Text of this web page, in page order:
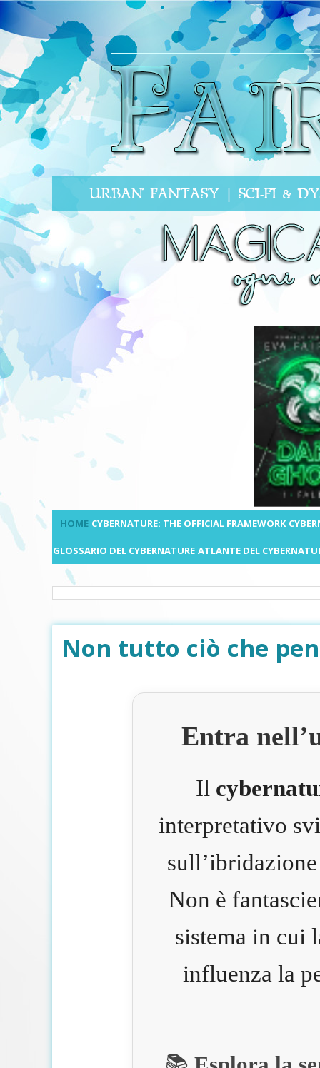
HOME CYBERNATURE: THE OFFICIAL FRAMEWORK
GLOSSARIO DEL CYBERNATURE ATLANTE DEL
Non tutto ciò che
Entra
Il
interpretativo
Non è
sistema in cui
influenza la